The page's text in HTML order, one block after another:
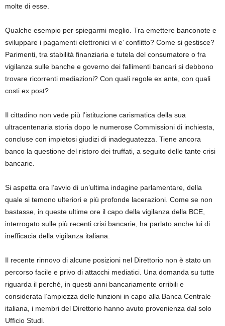
molte di esse.
Qualche esempio per spiegarmi meglio. Tra emettere banconote e
sviluppare i pagamenti elettronici vi e’ conflitto? Come si gestisce?
Parimenti, tra stabilità finanziaria e tutela del consumatore o fra
vigilanza sulle banche e governo dei fallimenti bancari si debbono
trovare ricorrenti mediazioni? Con quali regole ex ante, con quali
costi ex post?
Il cittadino non vede più l’istituzione carismatica della sua
ultracentenaria storia dopo le numerose Commissioni di inchiesta,
concluse con impietosi giudizi di inadeguatezza. Tiene ancora
banco la questione del ristoro dei truffati, a seguito delle tante crisi
bancarie.
Si aspetta ora l’avvio di un’ultima indagine parlamentare, della
quale si temono ulteriori e più profonde lacerazioni. Come se non
bastasse, in queste ultime ore il capo della vigilanza della BCE,
interrogato sulle più recenti crisi bancarie, ha parlato anche lui di
inefficacia della vigilanza italiana.
Il recente rinnovo di alcune posizioni nel Direttorio non è stato un
percorso facile e privo di attacchi mediatici. Una domanda su tutte
riguarda il perché, in questi anni bancariamente orribili e
considerata l’ampiezza delle funzioni in capo alla Banca Centrale
italiana, i membri del Direttorio hanno avuto provenienza dal solo
Ufficio Studi.